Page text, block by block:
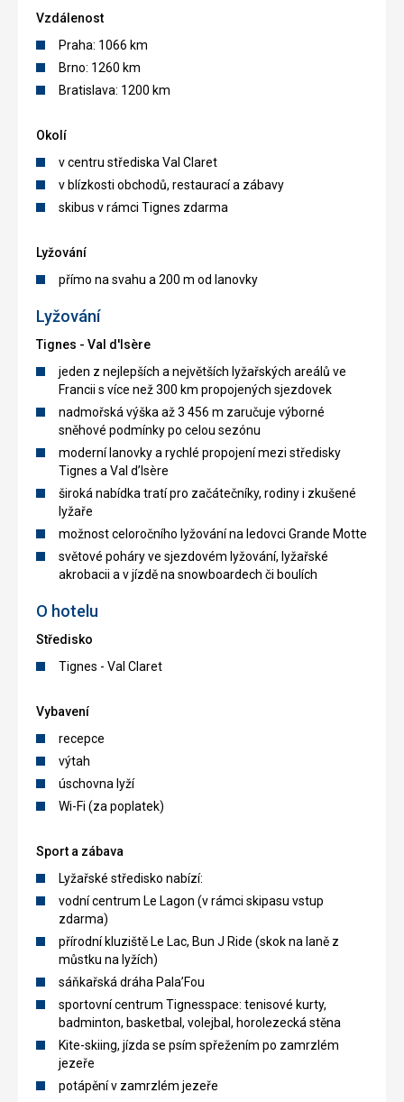
Vzdálenost
Praha: 1066 km
Brno: 1260 km
Bratislava: 1200 km
Okolí
v centru střediska Val Claret
v blízkosti obchodů, restaurací a zábavy
skibus v rámci Tignes zdarma
Lyžování
přímo na svahu a 200 m od lanovky
Lyžování
Tignes - Val d'Isère
jeden z nejlepších a největších lyžařských areálů ve
Francii s více než 300 km propojených sjezdovek
nadmořská výška až 3 456 m zaručuje výborné
sněhové podmínky po celou sezónu
moderní lanovky a rychlé propojení mezi středisky
Tignes a Val d’Isère
široká nabídka tratí pro začátečníky, rodiny i zkušené
lyžaře
možnost celoročního lyžování na ledovci Grande Motte
světové poháry ve sjezdovém lyžování, lyžařské
akrobacii a v jízdě na snowboardech či boulích
O hotelu
Středisko
Tignes - Val Claret
Vybavení
recepce
výtah
úschovna lyží
Wi-Fi (za poplatek)
Sport a zábava
Lyžařské středisko nabízí:
vodní centrum Le Lagon (v rámci skipasu vstup
zdarma)
přírodní kluziště Le Lac, Bun J Ride (skok na laně z
můstku na lyžích)
sáňkařská dráha Pala’Fou
sportovní centrum Tignesspace: tenisové kurty,
badminton, basketbal, volejbal, horolezecká stěna
Kite-skiing, jízda se psím spřežením po zamrzlém
jezeře
potápění v zamrzlém jezeře